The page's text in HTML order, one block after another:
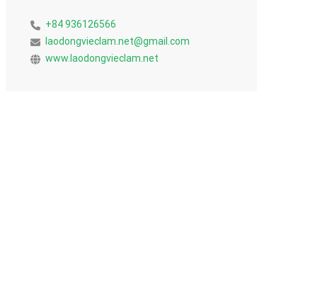
+84 936126566
laodongvieclam.net@gmail.com
www.laodongvieclam.net